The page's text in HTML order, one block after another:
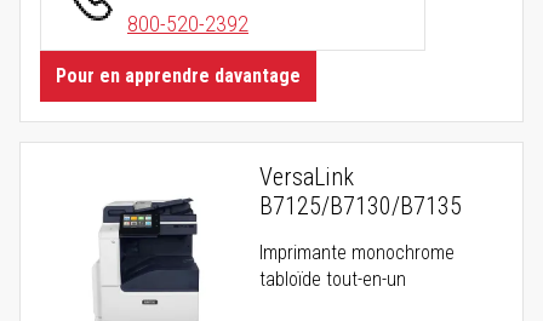
800-520-2392
Pour en apprendre davantage
VersaLink
B7125/B7130/B7135
Imprimante monochrome
tabloïde tout-en-un